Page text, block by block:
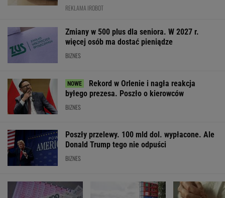
REKLAMA IROBOT
Zmiany w 500 plus dla seniora. W 2027 r.
więcej osób ma dostać pieniądze
BIZNES
Rekord w Orlenie i nagła reakcja
byłego prezesa. Poszło o kierowców
BIZNES
Poszły przelewy. 100 mld dol. wypłacone. Ale
Donald Trump tego nie odpuści
BIZNES